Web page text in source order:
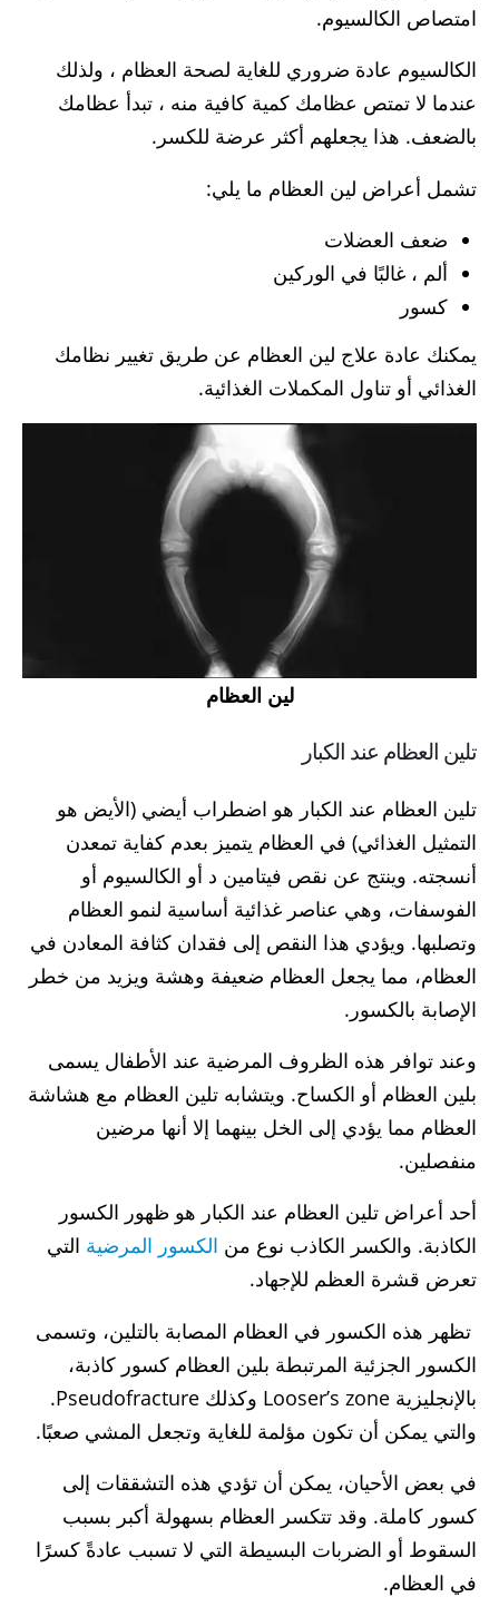
امتصاص الكالسيوم.
الكالسيوم عادة ضروري للغاية لصحة العظام ، ولذلك
عندما لا تمتص عظامك كمية كافية منه ، تبدأ عظامك
بالضعف. هذا يجعلهم أكثر عرضة للكسر.
تشمل أعراض لين العظام ما يلي:
ضعف العضلات
ألم ، غالبًا في الوركين
كسور
يمكنك عادة علاج لين العظام عن طريق تغيير نظامك
الغذائي أو تناول المكملات الغذائية.
لين العظام
تلين العظام عند الكبار
تلين العظام عند الكبار هو اضطراب أيضي (الأيض هو
التمثيل الغذائي) في العظام يتميز بعدم كفاية تمعدن
أنسجته. وينتج عن نقص فيتامين د أو الكالسيوم أو
الفوسفات، وهي عناصر غذائية أساسية لنمو العظام
وتصلبها. ويؤدي هذا النقص إلى فقدان كثافة المعادن في
العظام، مما يجعل العظام ضعيفة وهشة ويزيد من خطر
الإصابة بالكسور.
وعند توافر هذه الظروف المرضية عند الأطفال يسمى
بلين العظام أو الكساح. ويتشابه تلين العظام مع هشاشة
العظام مما يؤدي إلى الخل بينهما إلا أنها مرضين
منفصلين.
أحد أعراض تلين العظام عند الكبار هو ظهور الكسور
الكاذبة. والكسر الكاذب نوع من الكسور المرضية التي
تعرض قشرة العظم للإجهاد.
تظهر هذه الكسور في العظام المصابة بالتلين، وتسمى
الكسور الجزئية المرتبطة بلين العظام كسور كاذبة،
بالإنجليزية Looser’s zone وكذلك Pseudofracture.
والتي يمكن أن تكون مؤلمة للغاية وتجعل المشي صعبًا.
في بعض الأحيان، يمكن أن تؤدي هذه التشققات إلى
كسور كاملة. وقد تتكسر العظام بسهولة أكبر بسبب
السقوط أو الضربات البسيطة التي لا تسبب عادةً كسرًا
في العظام.